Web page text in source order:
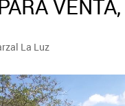
La Luz